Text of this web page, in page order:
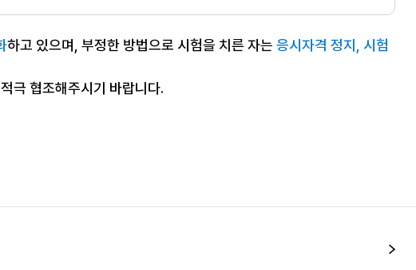
하고 있으며, 부정한 방법으로 시험을 치른 자는 응시자격 정지, 시험
극 협조해주시기 바랍니다.